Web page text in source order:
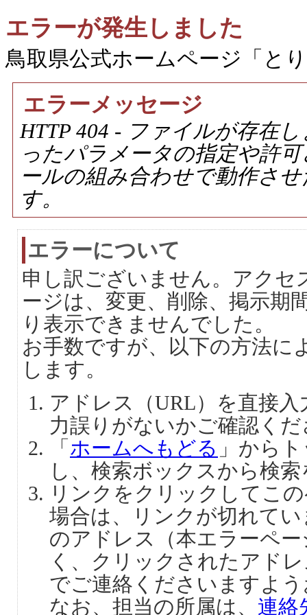
エラーが発生しました
鳥取県公式ホームページ「と
エラーメッセージ
HTTP 404 - ファイルが存在
ったパラメータの指定や許
ールの組み合わせで動作さ
す。
エラーについて
申し訳ございません。アクセ
ージは、変更、削除、掲示期
り表示できませんでした。
お手数ですが、以下の方法に
します。
アドレス（URL）を直接
力誤りがないかご確認く
「 ホームへもどる 」から
し、検索ボックスから検
リンクをクリックしてこ
場合は、リンクが切れて
のアドレス（本エラーペ
く、クリックされたアド
でご連絡くださいますよ
なお、担当の所属は、 連絡